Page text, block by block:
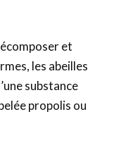
et
les abeilles
substance
propolis ou